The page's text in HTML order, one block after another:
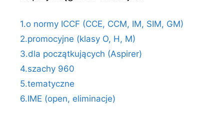
1.o normy ICCF (CCE, CCM, IM, SIM, GM)
2.promocyjne (klasy O, H, M)
3.dla początkujących (Aspirer)
4.szachy 960
5.tematyczne
6.IME (open, eliminacje)